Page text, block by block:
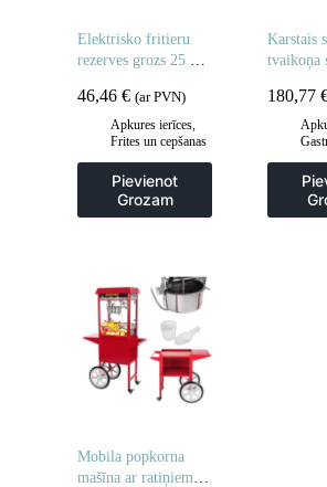
Elektrisko fritieru
rezerves grozs 25 x
46,46 € (ar PVN)
Apkures ierīces
Frites un cepšanas
Gastronomija
Piederumi
ceptuvēm,Virtuve
Pievienot
Grozam
Karstais
tvaikoņa
180,77
Mobila popkorna
mašīna ar ratiņiem uz